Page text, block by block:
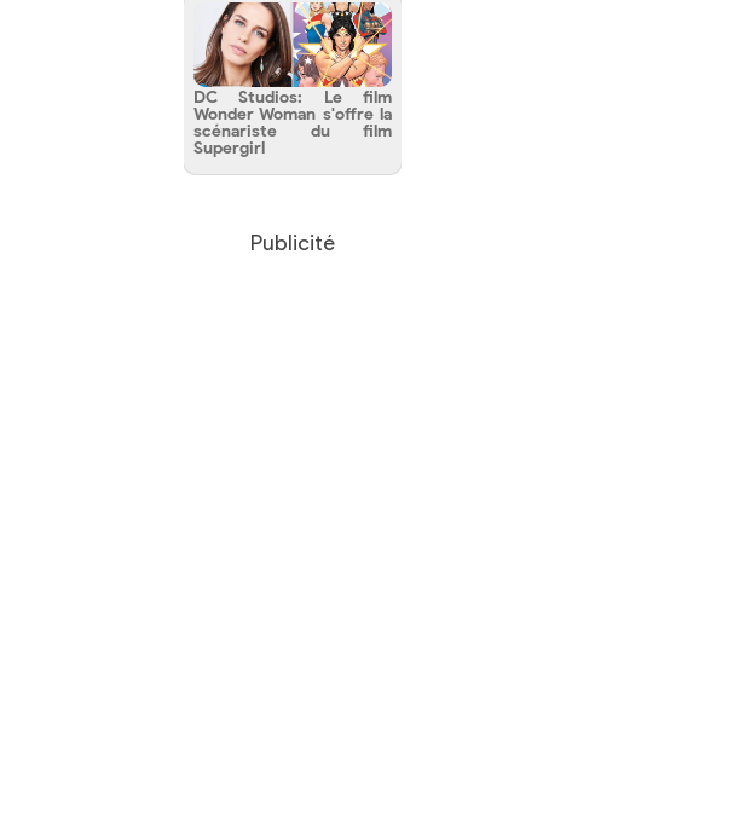
DC Studios: Le film
Wonder Woman s'offre la
scénariste du film
Supergirl
Publicité